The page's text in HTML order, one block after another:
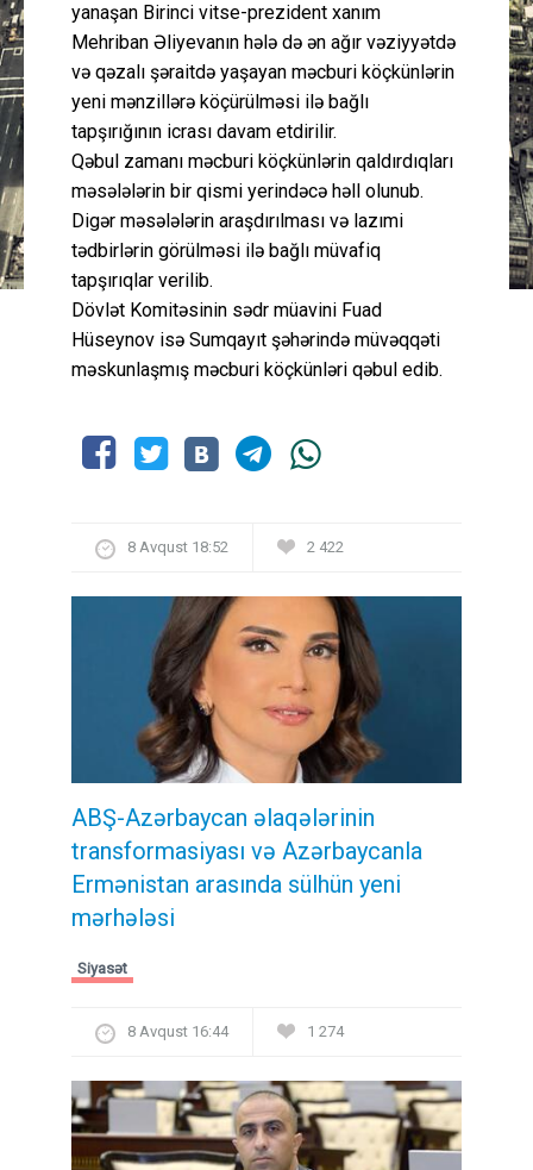
yanaşan Birinci vitse-prezident xanım
Mehriban Əliyevanın hələ də ən ağır vəziyyətdə
və qəzalı şəraitdə yaşayan məcburi köçkünlərin
yeni mənzillərə köçürülməsi ilə bağlı
tapşırığının icrası davam etdirilir.
Qəbul zamanı məcburi köçkünlərin qaldırdıqları
məsələlərin bir qismi yerindəcə həll olunub.
Digər məsələlərin araşdırılması və lazımi
tədbirlərin görülməsi ilə bağlı müvafiq
tapşırıqlar verilib.
Dövlət Komitəsinin sədr müavini Fuad
Hüseynov isə Sumqayıt şəhərində müvəqqəti
məskunlaşmış məcburi köçkünləri qəbul edib.
8 Avqust 18:52 2 422
ABŞ-Azərbaycan əlaqələrinin
transformasiyası və Azərbaycanla
Ermənistan arasında sülhün yeni
mərhələsi
Siyasət
8 Avqust 16:44 1 274